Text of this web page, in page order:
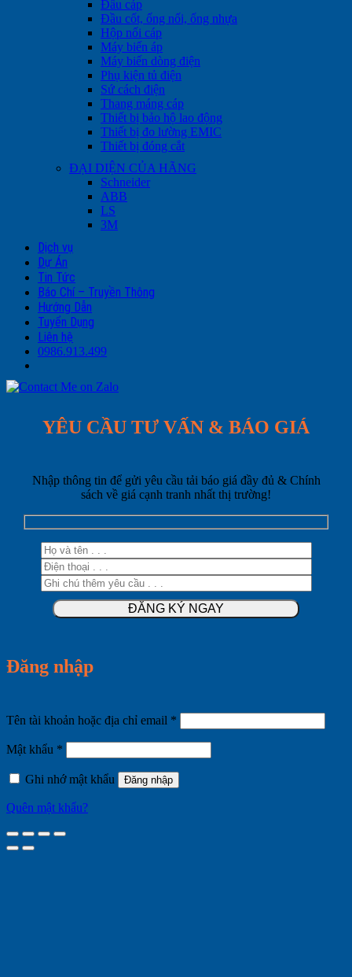
Đầu cáp
Đầu cốt, ống nối, ống nhựa
Hộp nối cáp
Máy biến áp
Máy biến dòng điện
Phụ kiện tủ điện
Sứ cách điện
Thang máng cáp
Thiết bị bảo hộ lao động
Thiết bị đo lường EMIC
Thiết bị đóng cắt
ĐẠI DIỆN CỦA HÃNG
Schneider
ABB
LS
3M
Dịch vụ
Dự Án
Tin Tức
Báo Chí – Truyền Thông
Hướng Dẫn
Tuyển Dụng
Liên hệ
0986.913.499
YÊU CẦU TƯ VẤN & BÁO GIÁ
Nhập thông tin để gửi yêu cầu tải báo giá đầy đủ & Chính
sách về giá cạnh tranh nhất thị trường!
Đăng nhập
Tên tài khoản hoặc địa chỉ email *
buộc
Mật khẩu *
buộc
Ghi nhớ mật khẩu
Đăng nhập
Quên mật khẩu?